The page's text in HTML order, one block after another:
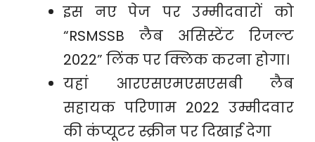
इस नए पेज पर उम्मीदवारों को
“RSMSSB लैब असिस्टेंट रिजल्ट
2022” लिंक पर क्लिक करना होगा।
यहां आरएसएमएसएसबी लैब
सहायक परिणाम 2022 उम्मीदवार
की कंप्यूटर स्क्रीन पर दिखाई देगा